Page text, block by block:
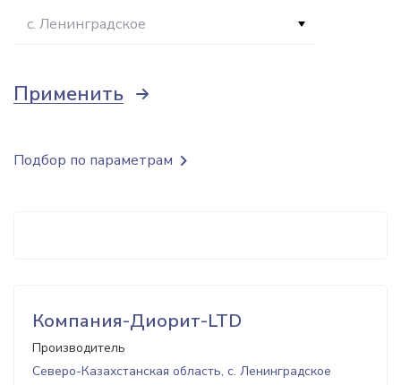
с. Ленинградское
Применить
Компания-Диорит-LTD
Производитель
Северо-Казахстанская область, с. Ленинградское
Подбор по параметрам